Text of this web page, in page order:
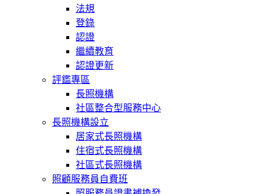
法規
登錄
認證
繼續教育
認證更新
評鑑專區
長照機構
社區整合型服務中心
長照機構設立
居家式長照機構
住宿式長照機構
社區式長照機構
照顧服務員自費班